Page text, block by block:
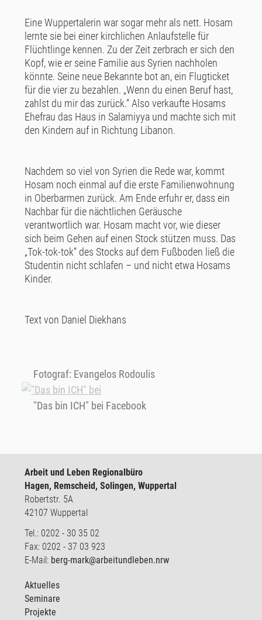
Eine Wuppertalerin war sogar mehr als nett. Hosam
lernte sie bei einer kirchlichen Anlaufstelle für
Flüchtlinge kennen. Zu der Zeit zerbrach er sich den
Kopf, wie er seine Familie aus Syrien nachholen
könnte. Seine neue Bekannte bot an, ein Flugticket
für die vier zu bezahlen. „Wenn du einen Beruf hast,
zahlst du mir das zurück.“ Also verkaufte Hosams
Ehefrau das Haus in Salamiyya und machte sich mit
den Kindern auf in Richtung Libanon.
Nachdem so viel von Syrien die Rede war, kommt
Hosam noch einmal auf die erste Familienwohnung
in Oberbarmen zurück. Am Ende erfuhr er, dass ein
Nachbar für die nächtlichen Geräusche
verantwortlich war. Hosam macht vor, wie dieser
sich beim Gehen auf einen Stock stützen muss. Das
„Tok-tok-tok“ des Stocks auf dem Fußboden ließ die
Studentin nicht schlafen – und nicht etwa Hosams
Kinder.
Text von Daniel Diekhans
Fotograf: Evangelos Rodoulis
"Das bin ICH" bei Facebook
Arbeit und Leben Regionalbüro
Hagen, Remscheid, Solingen, Wuppertal
Robertstr. 5A
42107 Wuppertal
Tel.: 0202 - 30 35 02
Fax: 0202 - 37 03 923
E-Mail: berg-mark@arbeitundleben.nrw
Aktuelles
Seminare
Projekte